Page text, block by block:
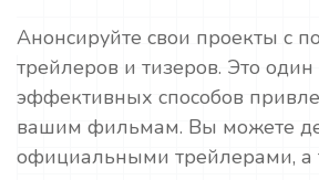
Анонсируйте свои проекты с
трейлеров и тизеров. Это
эффективных способов
вашим фильмам. Вы можете
официальными трейлерами, а